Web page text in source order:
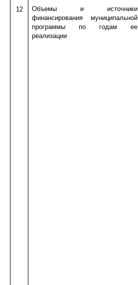
12
Объемы и источники
финансирования муниципальной
программы по годам ее
реализации